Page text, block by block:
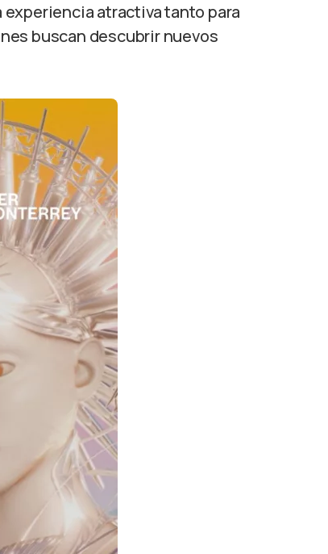
atractiva tanto para
buscan descubrir nuevos